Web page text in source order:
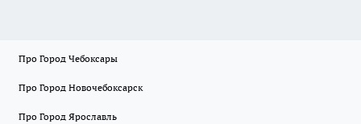
Про Город Чебоксары
Про Город Новочебоксарск
Про Город Ярославль